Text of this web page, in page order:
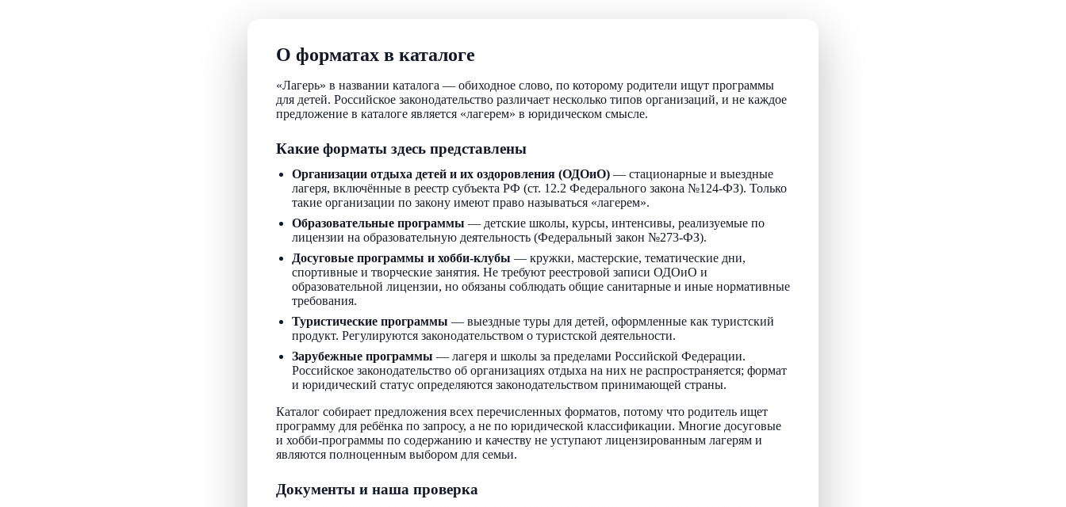
О форматах в каталоге
«Лагерь» в названии каталога — обиходное слово, по которому родители ищут программы
для детей. Российское законодательство различает несколько типов организаций, и не каждое
предложение в каталоге является «лагерем» в юридическом смысле.
Какие форматы здесь представлены
Организации отдыха детей и их оздоровления (ОДОиО) — стационарные и выездные
лагеря, включённые в реестр субъекта РФ (ст. 12.2 Федерального закона №124-ФЗ). Только
такие организации по закону имеют право называться «лагерем».
Образовательные программы — детские школы, курсы, интенсивы, реализуемые по
лицензии на образовательную деятельность (Федеральный закон №273-ФЗ).
Досуговые программы и хобби-клубы — кружки, мастерские, тематические дни,
спортивные и творческие занятия. Не требуют реестровой записи ОДОиО и
образовательной лицензии, но обязаны соблюдать общие санитарные и иные нормативные
требования.
Туристические программы — выездные туры для детей, оформленные как туристский
продукт. Регулируются законодательством о туристской деятельности.
Зарубежные программы — лагеря и школы за пределами Российской Федерации.
Российское законодательство об организациях отдыха на них не распространяется; формат
и юридический статус определяются законодательством принимающей страны.
Каталог собирает предложения всех перечисленных форматов, потому что родитель ищет
программу для ребёнка по запросу, а не по юридической классификации. Многие досуговые
и хобби-программы по содержанию и качеству не уступают лицензированным лагерям и
являются полноценным выбором для семьи.
Документы и наша проверка